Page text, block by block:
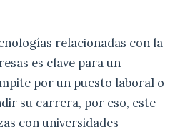
relacionadas con la
es clave para un
por un puesto laboral o
su carrera, por eso, este
con universidades